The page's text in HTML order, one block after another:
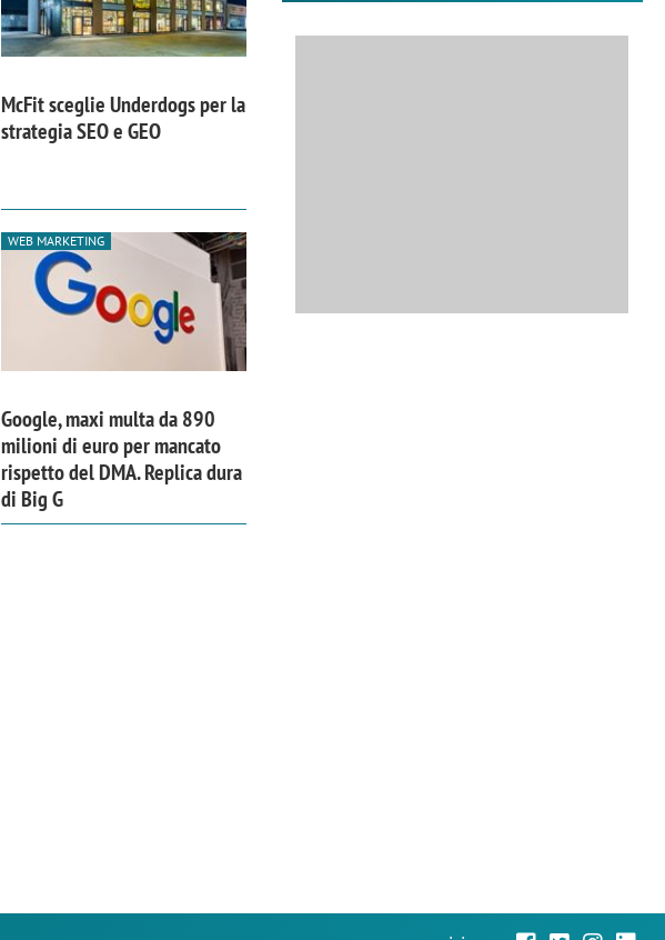
McFit sceglie Underdogs per la
strategia SEO e GEO
WEB MARKETING
Google, maxi multa da 890
milioni di euro per mancato
rispetto del DMA. Replica dura
di Big G